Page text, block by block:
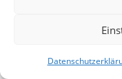
Gerichtsverhandlung
In dieser
Widerstand gegen die